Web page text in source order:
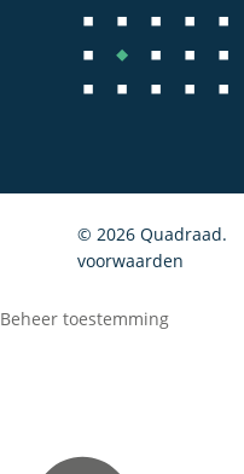
© 2026 Quadraad.
voorwaarden
Beheer toestemming